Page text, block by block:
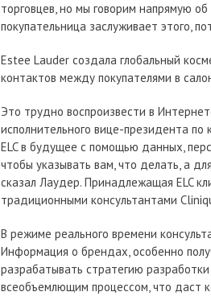
торговцев, но мы говорим напрямую
покупательница заслуживает этого,
Estee Lauder создала глобальный
контактов между покупателями в
Это трудно воспроизвести в
исполнительного вице-президента
ELC в будущее с помощью данных,
чтобы указывать вам, что делать, а
сказал Лаудер. Принадлежащая ELC
традиционными консультантами
В режиме реального времени
Информация о брендах, особенно
разрабатывать стратегию
всеобъемлющим процессом, что даст